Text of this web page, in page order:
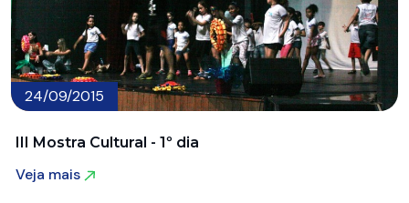
24/09/2015
III Mostra Cultural - 1º dia
Veja mais